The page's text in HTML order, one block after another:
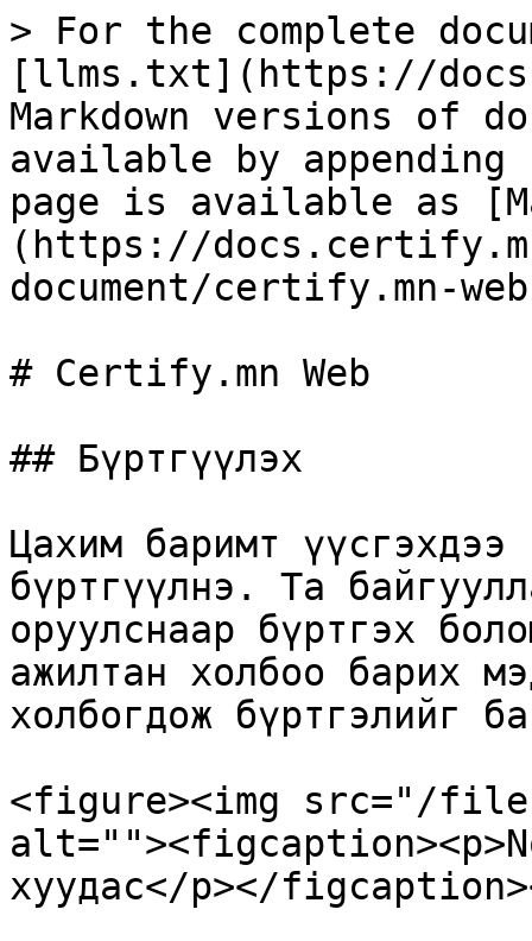
> For the complete
[llms.txt](https://
Markdown versions of
available by
page is available as
(https://
document/certify.mn-
# Certify.mn Web
## Бүртгүүлэх
Цахим баримт
бүртгүүлнэ. Та
оруулснаар бүртгэх
ажилтан холбоо барих
холбогдож бүртгэлийг
<figure><img src="/
хуудас</p></